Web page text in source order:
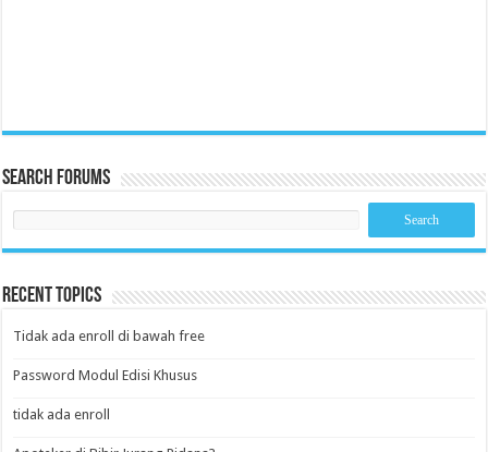
Search Forums
Recent Topics
Tidak ada enroll di bawah free
Password Modul Edisi Khusus
tidak ada enroll